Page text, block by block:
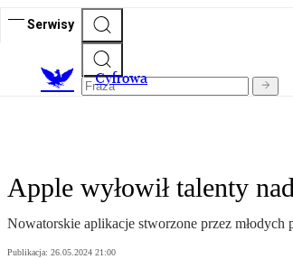
Serwisy
Cyfrowa
Apple wyłowił talenty
Nowatorskie aplikacje stworzone przez
Publikacja: 26.05.2024 21:00